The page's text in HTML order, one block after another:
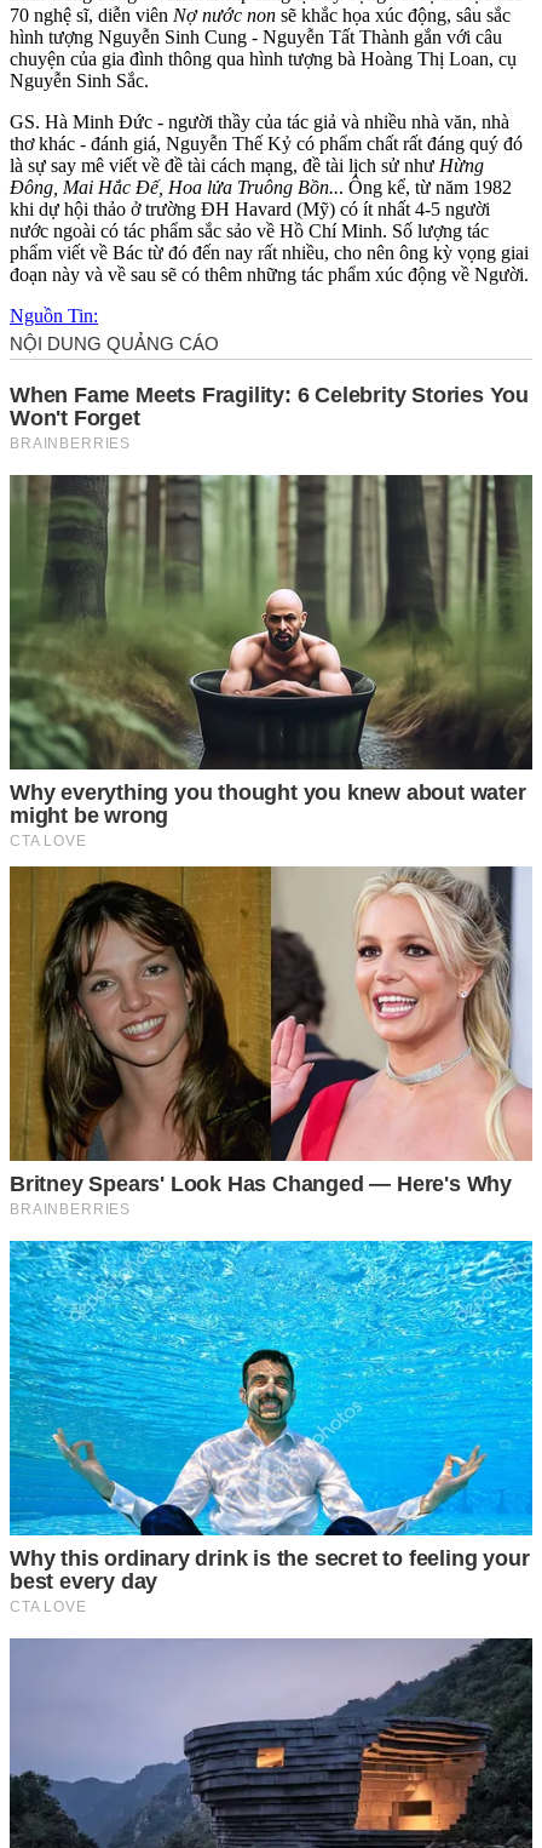
70 nghệ sĩ, diễn viên Nợ nước non sẽ khắc họa xúc động, sâu sắc
hình tượng Nguyễn Sinh Cung - Nguyễn Tất Thành gắn với câu
chuyện của gia đình thông qua hình tượng bà Hoàng Thị Loan, cụ
Nguyễn Sinh Sắc.
GS. Hà Minh Đức - người thầy của tác giả và nhiều nhà văn, nhà
thơ khác - đánh giá, Nguyễn Thế Kỷ có phẩm chất rất đáng quý đó
là sự say mê viết về đề tài cách mạng, đề tài lịch sử như Hừng
Đông, Mai Hắc Đế, Hoa lửa Truông Bồn... Ông kể, từ năm 1982
khi dự hội thảo ở trường ĐH Havard (Mỹ) có ít nhất 4-5 người
nước ngoài có tác phẩm sắc sảo về Hồ Chí Minh. Số lượng tác
phẩm viết về Bác từ đó đến nay rất nhiều, cho nên ông kỳ vọng giai
đoạn này và về sau sẽ có thêm những tác phẩm xúc động về Người.
Nguồn Tin: